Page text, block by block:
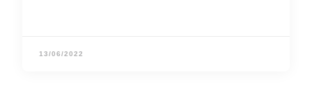
13/06/2022